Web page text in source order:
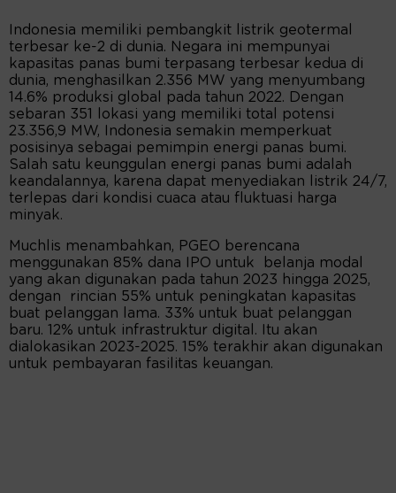
Indonesia memiliki pembangkit listrik geotermal
terbesar ke-2 di dunia. Negara ini mempunyai
kapasitas panas bumi terpasang terbesar kedua di
dunia, menghasilkan 2.356 MW yang menyumbang
14.6% produksi global pada tahun 2022. Dengan
sebaran 351 lokasi yang memiliki total potensi
23.356,9 MW, Indonesia semakin memperkuat
posisinya sebagai pemimpin energi panas bumi.
Salah satu keunggulan energi panas bumi adalah
keandalannya, karena dapat menyediakan listrik 24/7,
terlepas dari kondisi cuaca atau fluktuasi harga
minyak.
Muchlis menambahkan, PGEO berencana
menggunakan 85% dana IPO untuk belanja modal
yang akan digunakan pada tahun 2023 hingga 2025,
dengan rincian 55% untuk peningkatan kapasitas
buat pelanggan lama. 33% untuk buat pelanggan
baru. 12% untuk infrastruktur digital. Itu akan
dialokasikan 2023-2025. 15% terakhir akan digunakan
untuk pembayaran fasilitas keuangan.